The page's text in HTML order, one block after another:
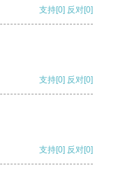
支持[0] 反对[0]
支持[0] 反对[0]
支持[0] 反对[0]